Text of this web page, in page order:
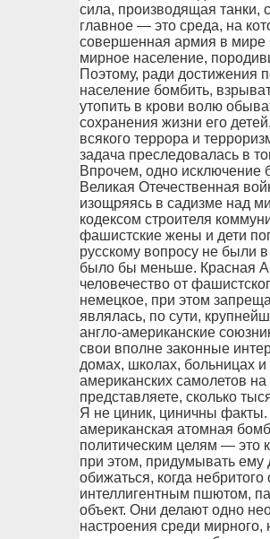
сила, производящая танки,
главное — это среда, на
совершенная армия в
мирное население,
Поэтому, ради достижения
население бомбить,
утопить в крови волю
сохранения жизни его
всякого террора и
задача преследовалась в
Впрочем, одно исключение
Великая Отечественная
изощряясь в садизме над
кодексом строителя
фашистские жены и дети
русскому вопросу не были
было бы меньше. Красная
человечество от
немецкое, при этом
являлась, по сути,
англо-американские
свои вполне законные
домах, школах, больницах и
американских самолетов
представляете, сколько
Я не циник, циничны
американская атомная
политическим целям — это
при этом, придумывать ему
обижаться, когда
интеллигентным пшютом,
объект. Они делают одно
настроения среди